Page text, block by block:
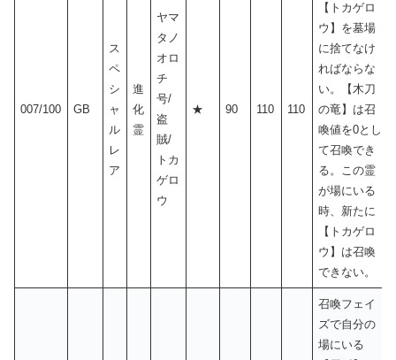
007/100 GB
ス
ペ
シ
ャ
ル
レ
ア
進
化
霊
ヤマ
タノ
オロ
チ
号/
盗
賊/
トカ
ゲロ
ウ
★ 90 110 110
【トカゲロ
ウ】を墓場
に捨てなけ
ればならな
い。【木刀
の竜】は召
喚値を0とし
て召喚でき
る。この霊
が場にいる
時、新たに
【トカゲロ
ウ】は召喚
できない。
召喚フェイ
ズで自分の
場にいる